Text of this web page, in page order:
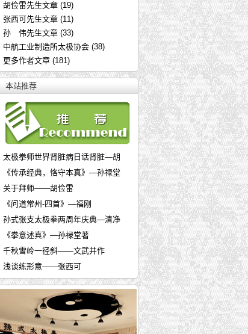
胡俭雷先生文章 (19)
张西可先生文章 (11)
孙 伟先生文章 (33)
中航工业制造所太极协会 (38)
更多作者文章 (181)
本站推荐
传承精艺扬四海 弘扬太极耀九州—
民国十八年，孙祖禄堂公逸文《拳
太极非遗传承人——霍培林
《孙式太极拳道功研究》前言——张
孙式太极拳道功研究初步—张大辉
传统武术提高实战水平妙招：需要
内家拳之规矩
太极拳讲稿——支燮棠（下）
太极拳师世界肾脏病日话肾脏—胡
《传承经典，恪守本真》—孙禄堂
关于拜师——胡俭雷
《问道常州-四首》—福刚
孙式张支太极拳两周年庆典—清净
《拳意述真》—孙禄堂著
千秋雪岭一径斜——文武并作
浅谈练形意——张西可
张西可答网友问
形意拳技击——张西可
中航工业制造所太极协会担纲北京
梁漱溟与《拳意述真》两则—施勇